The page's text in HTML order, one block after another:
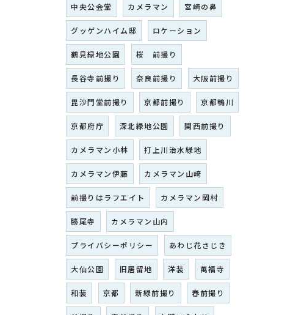
中央公会堂 カメラマン 宮崎の鼻
グッゲンハイム邸 ロケーション
鶴見緑地公園 桜 前撮り
長谷寺前撮り 奈良前撮り 大阪前撮り
毘沙門堂前撮り 京都前撮り 京都鴨川
京都府庁 深北緑地公園 関西前撮り
カメラマン小林 打上川治水緑地
カメラマン伊藤 カメラマン山﨑
前撮りはラフエイト カメラマン岡村
勝尾寺 カメラマン山内
プライバシーポリシー あわじ花さじき
大仙公園 旧居留地 洋装 萬福寺
和装 京都 新緑前撮り 春前撮り